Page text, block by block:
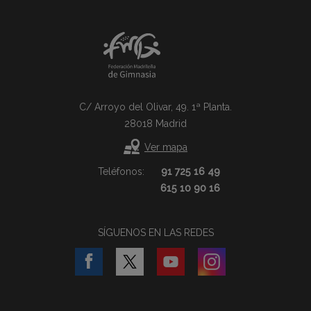
C/ Arroyo del Olivar, 49. 1ª Planta.
28018 Madrid
Ver mapa
Teléfonos:
91 725 16 49
615 10 90 16
SÍGUENOS EN LAS REDES